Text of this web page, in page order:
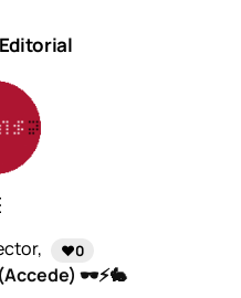
❤️0
(Accede) 🕶️⚡🐇